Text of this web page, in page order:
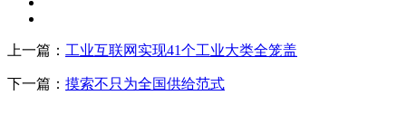
上一篇： 工业互联网实现41个工业大类全笼盖
下一篇： 摸索不只为全国供给范式